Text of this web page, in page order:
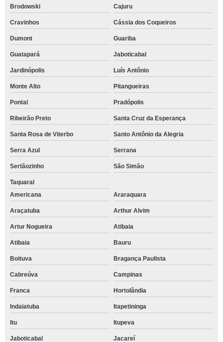
Brodowski Cajuru
Cravinhos Cássia dos Coqueiros
Dumont Guariba
Guatapará Jaboticabal
Jardinópolis Luís Antônio
Monte Alto Pitangueiras
Pontal Pradópolis
Ribeirão Preto Santa Cruz da Esperança
Santa Rosa de Viterbo Santo Antônio da Alegria
Serra Azul Serrana
Sertãozinho São Simão
Taquaral
Americana
Araraquara
Araçatuba Arthur Alvim
Artur Nogueira Atibaia
Atibaia Bauru
Boituva Bragança Paulista
Cabreúva Campinas
Franca Hortolândia
Indaiatuba Itapetininga
Itu Itupeva
Jaboticabal Jacareí